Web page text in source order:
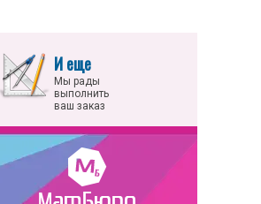
И еще
Мы рады
выполнить
ваш заказ